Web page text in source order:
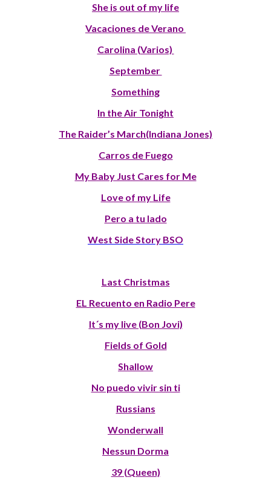
She is out of my life
Vacaciones de Verano
Carolina (Varios)
September
Something
In the Air Tonight
The Raider’s March(Indiana Jones)
Carros de Fuego
My Baby Just Cares for Me
Love of my Life
Pero a tu lado
West Side Story BSO
Last Christmas
EL Recuento en Radio Pere
It´s my live (Bon Jovi)
Fields of Gold
Shallow
No puedo vivir sin ti
Russians
Wonderwall
Nessun Dorma
39 (Queen)